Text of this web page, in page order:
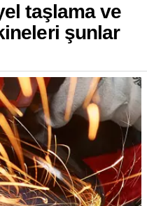
taşlama ve
şunlar